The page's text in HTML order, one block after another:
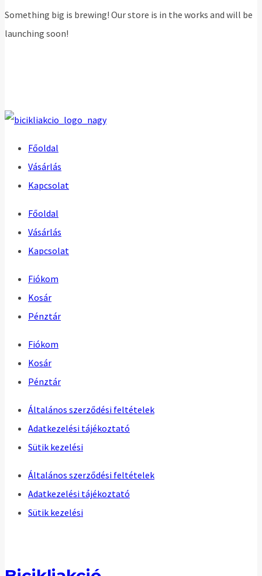
Something big is brewing! Our store is in the works and will be
launching soon!
Főoldal
Vásárlás
Kapcsolat
Főoldal
Vásárlás
Kapcsolat
Fiókom
Kosár
Pénztár
Fiókom
Kosár
Pénztár
Általános szerződési feltételek
Adatkezelési tájékoztató
Sütik kezelési
Általános szerződési feltételek
Adatkezelési tájékoztató
Sütik kezelési